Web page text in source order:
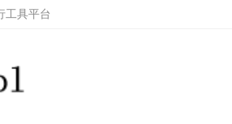
工具平台